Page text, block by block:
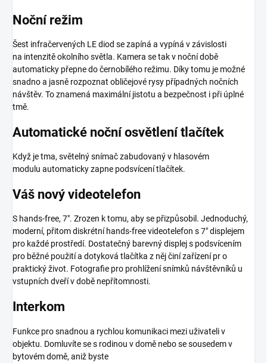
Noční režim
Šest infračervených LE diod se zapíná a vypíná v závislosti
na intenzitě okolního světla. Kamera se tak v noční době
automaticky přepne do černobílého režimu. Díky tomu je možné
snadno a jasně rozpoznat obličejové rysy případných nočních
návštěv. To znamená maximální jistotu a bezpečnost i při úplné
tmě.
Automatické noční osvětlení tlačítek
Když je tma, světelný snímač zabudovaný v hlasovém
modulu automaticky zapne podsvícení tlačítek.
Váš nový videotelefon
S hands-free, 7". Zrozen k tomu, aby se přizpůsobil. Jednoduchý,
moderní, přitom diskrétní hands-free videotelefon s 7" displejem
pro každé prostředí. Dostatečný barevný displej s podsvícením
pro běžné použití a dotyková tlačítka z něj činí zařízení pr o
praktický život. Fotografie pro prohlížení snímků návštěvníků u
vstupních dveří v době nepřítomnosti.
Interkom
Funkce pro snadnou a rychlou komunikaci mezi uživateli v
objektu. Domluvíte se s rodinou v domě nebo se sousedem v
bytovém domě, aniž byste